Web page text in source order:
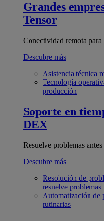
Grandes
Tensor
Conectividad remota para
Descubre más
Asistencia técnica
Tecnología
producción
Soporte en
DEX
Resuelve problemas
Descubre más
Resolución de
resuelve problemas
Automatización de
rutinarias